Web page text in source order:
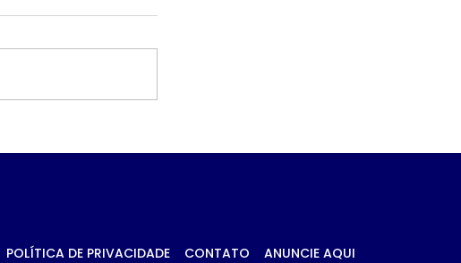
de frango para
POLÍTICA DE PRIVACIDADE CONTATO ANUNCIE AQUI